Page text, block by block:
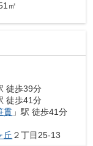
㎡
徒歩39分
徒歩41分
貫 」駅 徒歩41分
丘 ２丁目25-13